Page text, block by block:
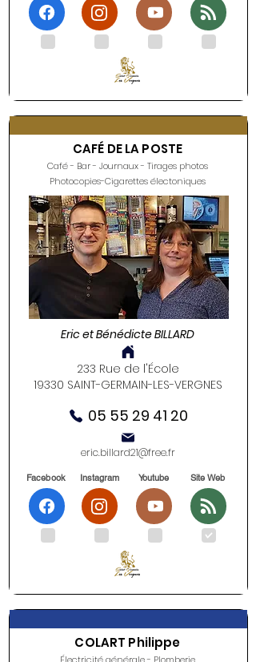
CAFÉ DE LA POSTE
Café - Bar - Journaux - Tirages photos
Photocopies-Cigarettes électoniques
Eric et Bénédicte BILLARD
233 Rue de l'École
19330 SAINT-GERMAIN-LES-VERGNES
05 55 29 41 20
eric.billard21@free.fr
Facebook Instagram Youtube Site Web
COLART Philippe